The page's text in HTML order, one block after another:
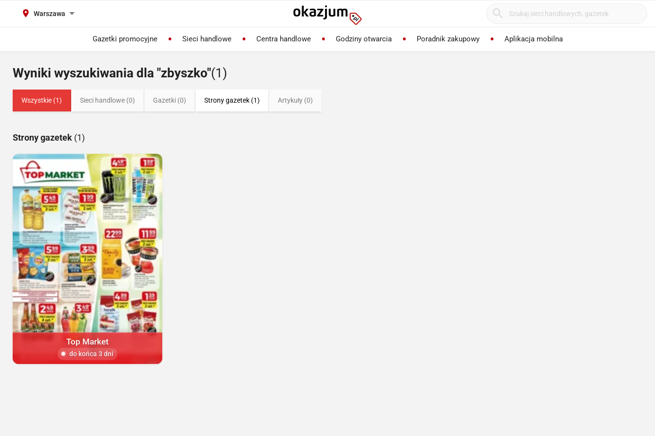
Warszawa
Gazetki promocyjne Sieci handlowe Centra handlowe Godziny otwarcia Poradnik zakupowy Aplikacja mobilna
Wyniki wyszukiwania dla "zbyszko"(1)
Wszystkie (1) Sieci handlowe (0) Gazetki (0) Strony gazetek (1) Artykuły (0)
Strony gazetek (1)
Top Market
do końca 3 dni